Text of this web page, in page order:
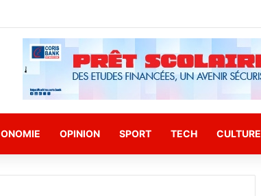
OPINION SPORT TECH CULTURE